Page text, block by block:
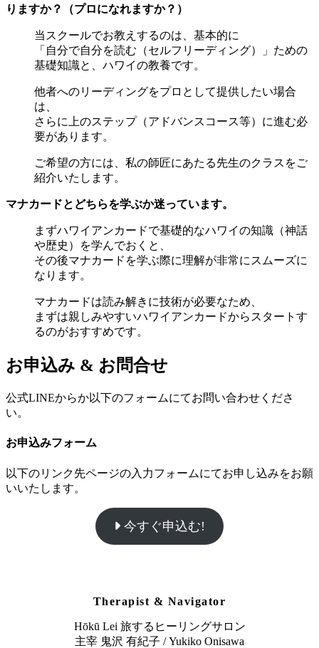
りますか？（プロになれますか？）
当スクールでお教えするのは、基本的に
「自分で自分を読む（セルフリーディング）」ための
基礎知識と、ハワイの教養です。
他者へのリーディングをプロとして提供したい場合
は、
さらに上のステップ（アドバンスコース等）に進む必
要があります。
ご希望の方には、私の師匠にあたる先生のクラスをご
紹介いたします。
マナカードとどちらを学ぶか迷っています。
まずハワイアンカードで基礎的なハワイの知識（神話
や歴史）を学んでおくと、
その後マナカードを学ぶ際に理解が非常にスムーズに
なります。
マナカードは読み解きに技術が必要なため、
まずは親しみやすいハワイアンカードからスタートす
るのがおすすめです。
お申込み & お問合せ
公式LINEからか以下のフォームにてお問い合わせくださ
い。
お申込みフォーム
以下のリンク先ページの入力フォームにてお申し込みをお願
いいたします。
今すぐ申込む!
Therapist & Navigator
Hōkū Lei 旅するヒーリングサロン
主宰 鬼沢 有紀子 / Yukiko Onisawa